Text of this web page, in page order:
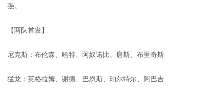
强。
【两队首发】
尼克斯：布伦森、哈特、阿奴诺比、唐斯、布里奇斯
猛龙：英格拉姆、谢德、巴恩斯、珀尔特尔、阿巴吉